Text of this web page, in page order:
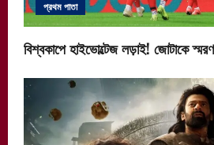
প্রথম পাতা
বিশ্বকাপে হাইভোল্টেজ লড়াই! জোটাকে